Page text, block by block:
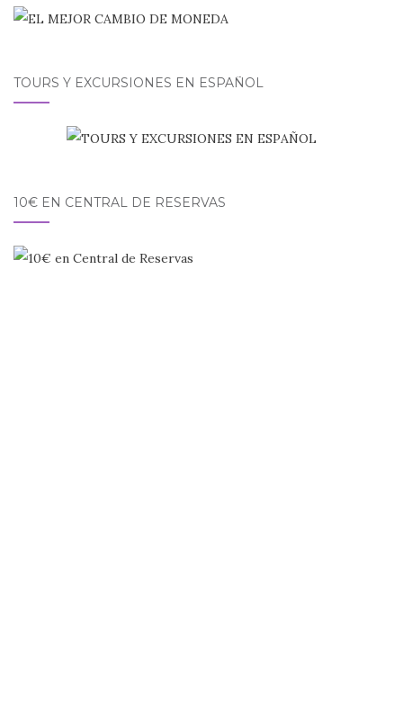
TOURS Y EXCURSIONES EN ESPAÑOL
10€ EN CENTRAL DE RESERVAS